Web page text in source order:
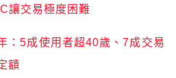
讓交易極度困難
：5成使用者超40歲、7成交易
額